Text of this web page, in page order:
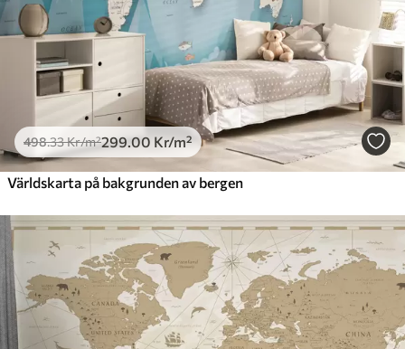
498.33Kr/m²299.00 Kr/m²
Världskarta på bakgrunden av bergen